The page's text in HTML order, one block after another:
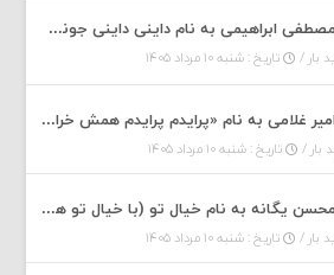
دانلود آهنگ مصطفی ابراهیمی به نام داینی داینی جونم قربون پنج تیر پرونم
تاریخ : شنبه ۱۰ مرداد ۱۴۰۵
دانلود آهنگ امیر غلامی به نام «پرایدم پرایدم همش خرابه یار نیو کنارم دیگه پولی نداروم (ریمیکس اینستاگرام)»
تاریخ : شنبه ۱۰ مرداد ۱۴۰۵
دانلود آهنگ محسن یگانه به نام خیال تو (با خیال تو هنوزم مثل هر روز و همیشه ریمیکس)
تاریخ : شنبه ۱۰ مرداد ۱۴۰۵